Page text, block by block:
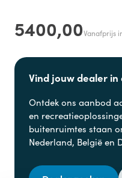
5400,00Vanafprijs
Vind jouw dealer
Ontdek ons aanbod
en
buitenruimtes staan
Nederland, België en